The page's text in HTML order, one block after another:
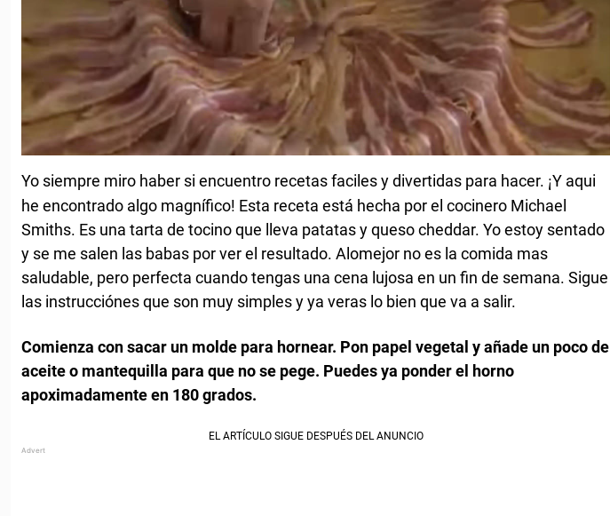
Yo siempre miro haber si encuentro recetas faciles y divertidas para hacer. ¡Y aqui
he encontrado algo magnífico! Esta receta está hecha por el cocinero Michael
Smiths. Es una tarta de tocino que lleva patatas y queso cheddar. Yo estoy sentado
y se me salen las babas por ver el resultado. Alomejor no es la comida mas
saludable, pero perfecta cuando tengas una cena lujosa en un fin de semana. Sigue
las instrucciónes que son muy simples y ya veras lo bien que va a salir.
Comienza con sacar un molde para hornear. Pon papel vegetal y añade un poco de
aceite o mantequilla para que no se pege. Puedes ya ponder el horno
apoximadamente en 180 grados.